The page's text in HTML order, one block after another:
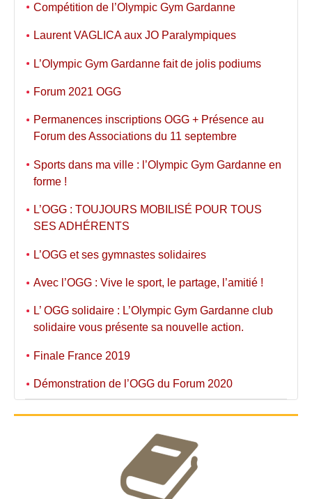
Compétition de l’Olympic Gym Gardanne
Laurent VAGLICA aux JO Paralympiques
L’Olympic Gym Gardanne fait de jolis podiums
Forum 2021 OGG
Permanences inscriptions OGG + Présence au
Forum des Associations du 11 septembre
Sports dans ma ville : l’Olympic Gym Gardanne en
forme !
L’OGG : TOUJOURS MOBILISÉ POUR TOUS
SES ADHÉRENTS
L’OGG et ses gymnastes solidaires
Avec l’OGG : Vive le sport, le partage, l’amitié !
L’ OGG solidaire : L’Olympic Gym Gardanne club
solidaire vous présente sa nouvelle action.
Finale France 2019
Démonstration de l’OGG du Forum 2020